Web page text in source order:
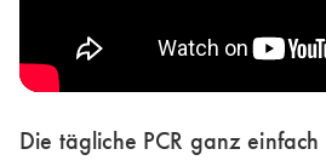
Die tägliche PCR ganz einfach